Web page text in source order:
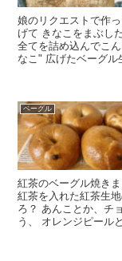
娘のリクエストで作
げて きなこをまぶし
全てを詰め込んでこ
なこ" 広げたベーグル
ベーグル
紅茶のベーグル焼き
紅茶を入れた紅茶生
ろ？ あんことか、チ
う、 オレンジピール